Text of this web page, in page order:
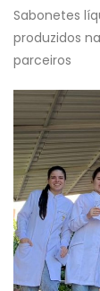
Sabonetes
produzidos
parceiros